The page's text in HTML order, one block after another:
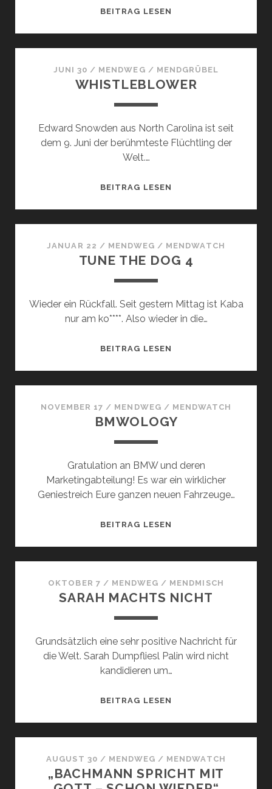
BEITRAG LESEN
JUNI 30 / MENDWEG / MENDGRÜBEL
WHISTLEBLOWER
Edward Snowden aus North Carolina ist seit
dem 9. Juni der berühmteste Flüchtling der
Welt.…
BEITRAG LESEN
JANUAR 22 / MENDWEG / MENDWATCH
TUNE THE DOG 4
Wieder ein Rückfall. Seit gestern Mittag ist Kaba
nur am ko****. Also wieder in die…
BEITRAG LESEN
NOVEMBER 17 / MENDWEG / MENDWATCH
BMWOLOGY
Gratulation an BMW und deren
Marketingabteilung! Es war ein wirklicher
Geniestreich Eure ganzen neuen Fahrzeuge…
BEITRAG LESEN
OKTOBER 7 / MENDWEG / MENDMISCH
SARAH MACHTS NICHT
Grundsätzlich eine sehr positive Nachricht für
die Welt. Sarah Dumpfliesl Palin wird nicht
kandidieren um…
BEITRAG LESEN
AUGUST 30 / MENDWEG / MENDWATCH
„BACHMANN SPRICHT MIT